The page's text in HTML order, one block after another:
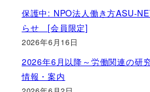
保護中: NPO法人働き方ASU-
らせ [会員限定]
2026年6月16日
2026年6月以降～労働関連の研
情報・案内